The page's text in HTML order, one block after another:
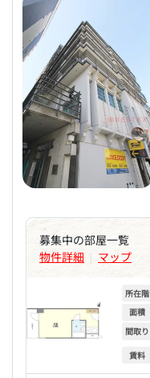
募集中の部屋一覧
物件詳細 | マップ
所在階
面積
間取り
賃料